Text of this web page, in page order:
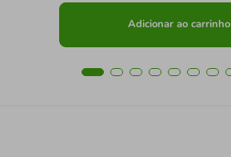
Adicionar ao carrinho